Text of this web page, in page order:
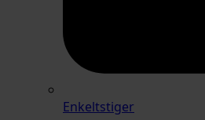
Enkeltstiger